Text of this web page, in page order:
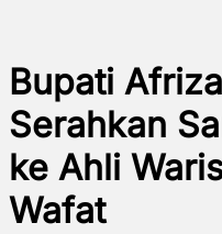
Bupati
Serahkan
ke Ahli
Wafat